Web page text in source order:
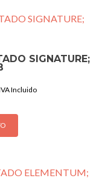
SIGNATURE;
Incluido